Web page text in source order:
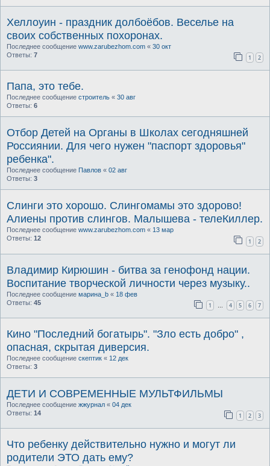
Хеллоуин - праздник долбоёбов. Веселье на
своих собственных похоронах.
Последнее сообщение www.zarubezhom.com « 30 окт
Ответы: 7 1 2
Папа, это тебе.
Последнее сообщение строитель « 30 авг
Ответы: 6
Отбор Детей на Органы в Школах сегодняшней
Россиянии. Для чего нужен "паспорт здоровья"
ребенка".
Последнее сообщение Павлов « 02 авг
Ответы: 3
Слинги это хорошо. Слингомамы это здорово!
Алиены против слингов. Малышева - телеКиллер.
Последнее сообщение www.zarubezhom.com « 13 мар
Ответы: 12 1 2
Владимир Кирюшин - битва за генофонд нации.
Воспитание творческой личности через музыку..
Последнее сообщение марина_b « 18 фев
Ответы: 45 1 4 5 6 7
Кино "Последний богатырь". "Зло есть добро" ,
опасная, скрытая диверсия.
Последнее сообщение скептик « 12 дек
Ответы: 3
ДЕТИ И СОВРЕМЕННЫЕ МУЛЬТФИЛЬМЫ
Последнее сообщение жжурнал « 04 дек
Ответы: 14 1 2 3
Что ребенку действительно нужно и могут ли
родители ЭТО дать ему?